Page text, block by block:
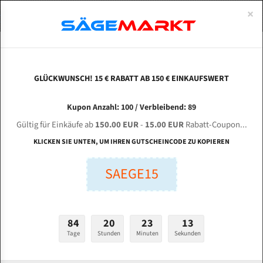
HENGSIMAI G 4250 für 5450 mm Bi-Metall
Bandsägeblätter
Länge (mm):
Stärken + Zahnteilung:
mm
ABOUTS
ENGLISH
Bi-Metall Meterware
Fleischerei Bandsägeblätter
Bandmesser Glatt Meterware
Konvex Meterware
×
GLÜCKWUNSCH! 15 € RABATT AB 150 € EINKAUFSWERT
Kupon Anzahl: 100 / Verbleibend: 89
Gültig für Einkäufe ab150.00 EUR- 15.00 EURRabatt-Coupon...
KLICKEN SIE UNTEN, UM IHREN GUTSCHEINCODE ZU KOPIEREN
SAEGE15
84
Tage
20
Stunden
23
Minuten
13
Sekunden